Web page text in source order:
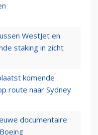
WestJet en
staking in zicht
komende
route naar Sydney
documentaire